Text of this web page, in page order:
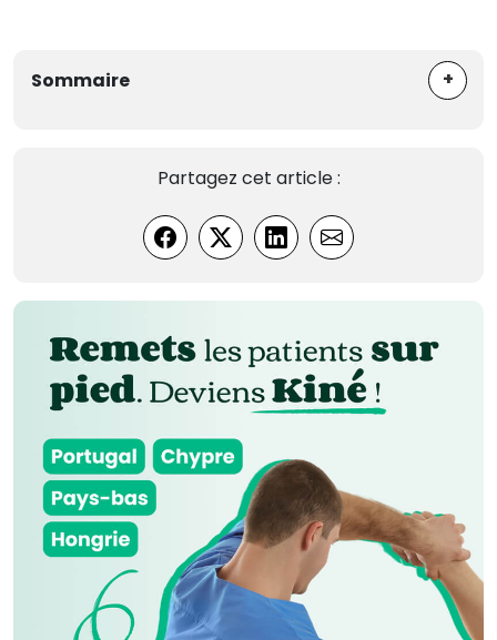
Sommaire +
Partagez cet article :